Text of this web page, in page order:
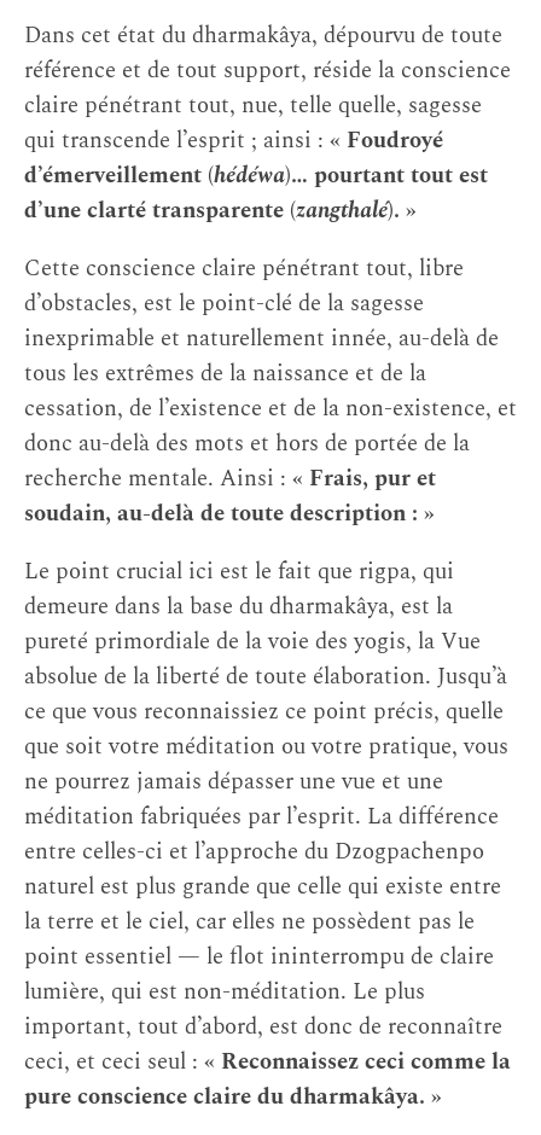
Dans cet état du dharmakâya, dépourvu de toute
référence et de tout support, réside la conscience
claire pénétrant tout, nue, telle quelle, sagesse
qui transcende l’esprit ; ainsi : « Foudroyé
d’émerveillement (hédéwa)… pourtant tout est
d’une clarté transparente (zangthalé). »
Cette conscience claire pénétrant tout, libre
d’obstacles, est le point-clé de la sagesse
inexprimable et naturellement innée, au-delà de
tous les extrêmes de la naissance et de la
cessation, de l’existence et de la non-existence, et
donc au-delà des mots et hors de portée de la
recherche mentale. Ainsi : « Frais, pur et
soudain, au-delà de toute description : »
Le point crucial ici est le fait que rigpa, qui
demeure dans la base du dharmakâya, est la
pureté primordiale de la voie des yogis, la Vue
absolue de la liberté de toute élaboration. Jusqu’à
ce que vous reconnaissiez ce point précis, quelle
que soit votre méditation ou votre pratique, vous
ne pourrez jamais dépasser une vue et une
méditation fabriquées par l’esprit. La différence
entre celles-ci et l’approche du Dzogpachenpo
naturel est plus grande que celle qui existe entre
la terre et le ciel, car elles ne possèdent pas le
point essentiel — le flot ininterrompu de claire
lumière, qui est non-méditation. Le plus
important, tout d’abord, est donc de reconnaître
ceci, et ceci seul : « Reconnaissez ceci comme la
pure conscience claire du dharmakâya. »